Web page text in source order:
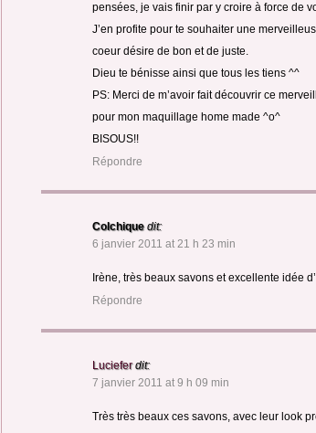
pensées, je vais finir par y croire à force de
J’en profite pour te souhaiter une
coeur désire de bon et de juste.
Dieu te bénisse ainsi que tous les tiens ^^
PS: Merci de m’avoir fait découvrir ce
pour mon maquillage home made ^o^
BISOUS!!
Répondre
Colchique dit:
6 janvier 2011 at 21 h 23 min
Irène, très beaux savons et excellente idée
Répondre
Luciefer dit:
7 janvier 2011 at 9 h 09 min
Très très beaux ces savons, avec leur look